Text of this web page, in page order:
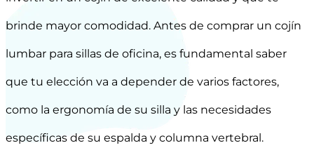
brinde mayor comodidad. Antes de comprar un cojín
lumbar para sillas de oficina, es fundamental saber
que tu elección va a depender de varios factores,
como la ergonomía de su silla y las necesidades
específicas de su espalda y columna vertebral.